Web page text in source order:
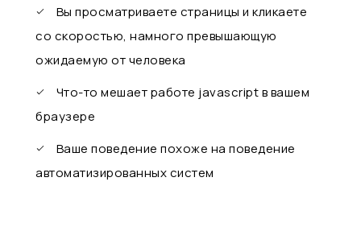
Вы просматриваете страницы и кликаете
со скоростью, намного превышающую
ожидаемую от человека
Что-то мешает работе javascript в вашем
браузере
Ваше поведение похоже на поведение
автоматизированных систем